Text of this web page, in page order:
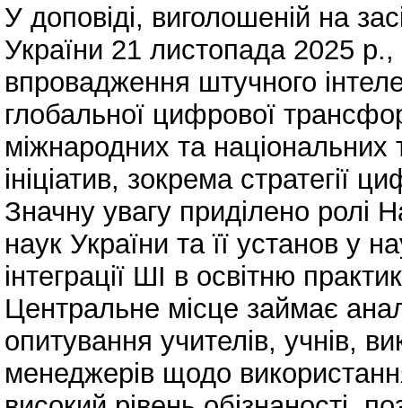
У доповіді, виголошеній на
України 21 листопада 2025
впровадження штучного
глобальної цифрової
міжнародних та
ініціатив, зокрема стратегії
Значну увагу приділено ролі
наук України та її установ у
інтеграції ШІ в освітню
Центральне місце займає
опитування учителів, учнів,
менеджерів щодо